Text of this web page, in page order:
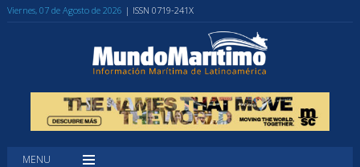
Viernes, 07 de Agosto de 2026 | ISSN 0719-241X
MENU